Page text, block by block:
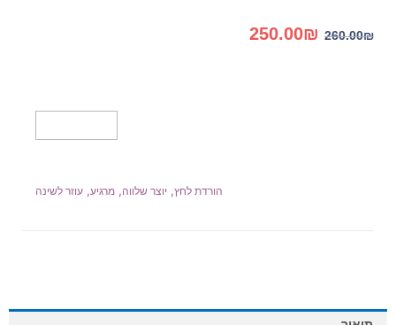
260.00₪
המחיר
250.00₪
הורדת לחץ, יוצר שלווה, מרגיע, עוזר לשינה